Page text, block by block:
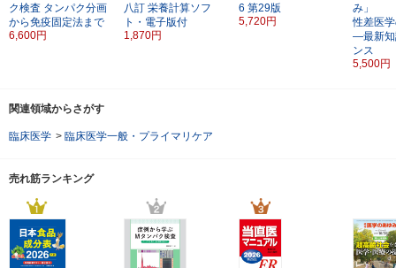
ク検査 タンパク分画
から免疫固定法まで
6,600円
八訂 栄養計算ソフ
ト・電子版付
1,870円
6 第29版
5,720円
み」
性差医
―最新知
ンス
5,500円
関連領域からさがす
臨床医学 > 臨床医学一般・プライマリケア
売れ筋ランキング